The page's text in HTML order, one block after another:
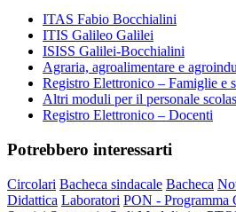
ITAS Fabio Bocchialini
ITIS Galileo Galilei
ISISS Galilei-Bocchialini
Agraria, agroalimentare e
Registro Elettronico – Famiglie e
Altri moduli per il personale
Registro Elettronico – Docenti
Potrebbero interessarti
Circolari Bacheca sindacale Bacheca
Didattica Laboratori PON - Programma